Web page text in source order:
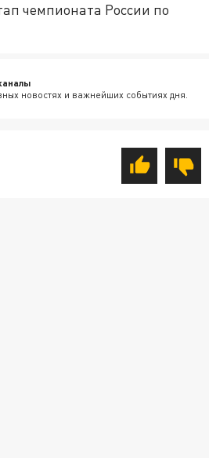
чемпионата России по
новостях и важнейших событиях дня.